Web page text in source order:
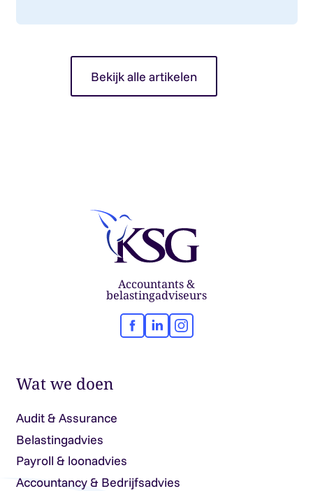
Bekijk alle artikelen
Accountants &
belastingadviseurs
Facebook
LinkedInInstagram
Wat we doen
Audit & Assurance
Belastingadvies
Payroll & loonadvies
Accountancy & Bedrijfsadvies